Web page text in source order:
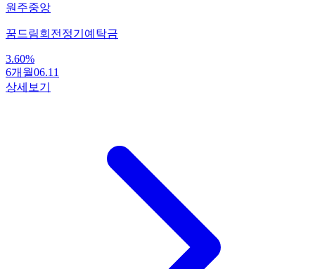
원주중앙
꿈드림회전정기예탁금
3.60%
6개월06.11
상세보기